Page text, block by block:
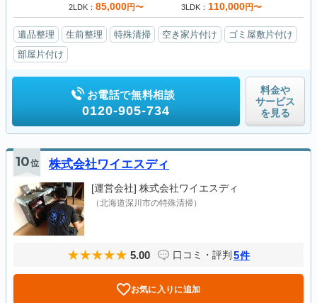
2LDK 85,000円〜 3LDK 110,000円〜
遺品整理 生前整理 特殊清掃 空き家片付け
ゴミ屋敷片付け
部屋片付け
お電話で無料相談
0120-905-734
料金や
サービス
を見る
10位 株式会社ワイエスディ
[運営会社] 株式会社ワイエスディ
（北海道深川市の特殊清掃）
5.00 口コミ・評判 5件
お気に入りに追加